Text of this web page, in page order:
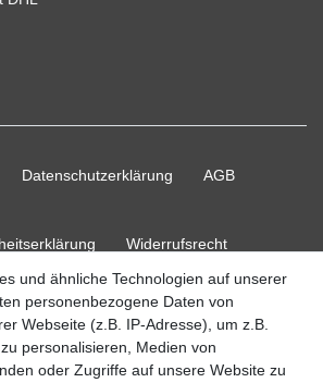
Daten­schutz­erklärung AGB
Widerrufs­recht
widerrufen Kontakt
und ähnliche Technologien auf unserer
personenbezogene Daten von
Webseite (z.B. IP-Adresse), um z.B.
personalisieren, Medien von
oder Zugriffe auf unsere Website zu